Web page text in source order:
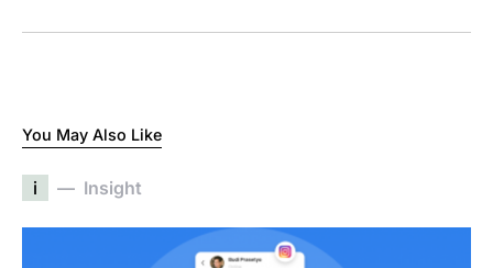
You May Also Like
i Insight